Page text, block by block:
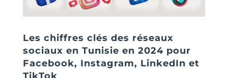
Les chiffres clés des réseaux
sociaux en Tunisie en 2024 pour
Facebook, Instagram, LinkedIn et
TikTok